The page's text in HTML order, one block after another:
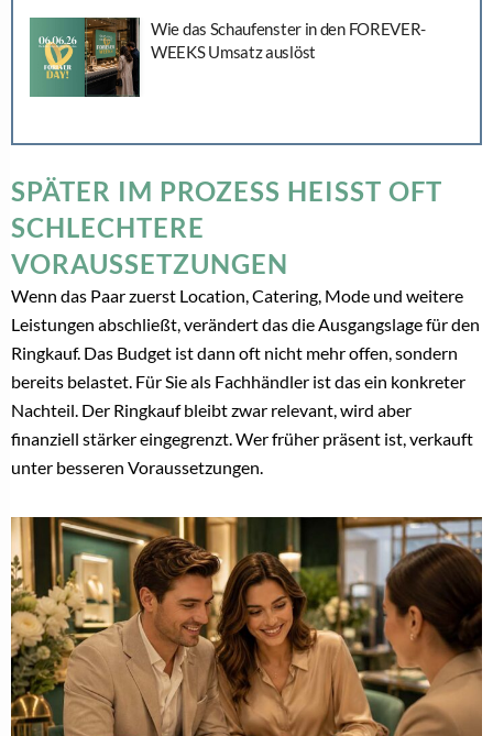
Wie das Schaufenster in den FOREVER-
WEEKS Umsatz auslöst
SPÄTER IM PROZESS HEISST OFT S
CHLECHTERE V
ORAUSSETZUNGEN
Wenn das Paar zuerst Location, Catering, Mode und weitere
Leistungen abschließt, verändert das die Ausgangslage für den
Ringkauf. Das Budget ist dann oft nicht mehr offen, sondern
bereits belastet. Für Sie als Fachhändler ist das ein konkreter
Nachteil. Der Ringkauf bleibt zwar relevant, wird aber
finanziell stärker eingegrenzt. Wer früher präsent ist, verkauft
unter besseren Voraussetzungen.